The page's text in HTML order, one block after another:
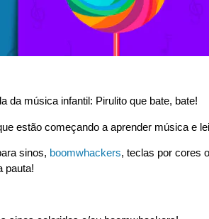
da música infantil: Pirulito que bate, bate!
estão começando a aprender música e
sinos, boomwhackers, teclas por cores
pauta!